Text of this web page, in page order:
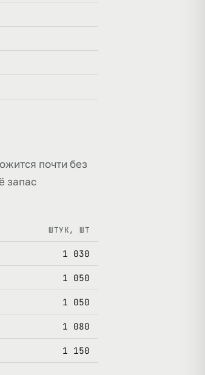
почти без
запас
ШТУК, ШТ
1 030
1 050
1 050
1 080
1 150